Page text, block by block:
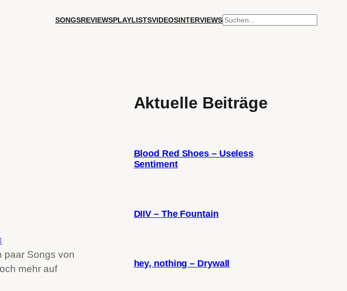
SONGSREVIEWSPLAYLISTSVIDEOSINTERVIEWSSUCHEN
paar Songs von
mehr auf
Aktuelle Beiträge
Blood Red Shoes – Useless
Sentiment
DIIV – The Fountain
hey, nothing – Drywall